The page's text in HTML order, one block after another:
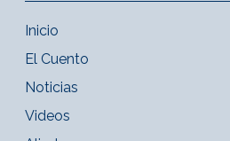
Inicio
El Cuento
Noticias
Videos